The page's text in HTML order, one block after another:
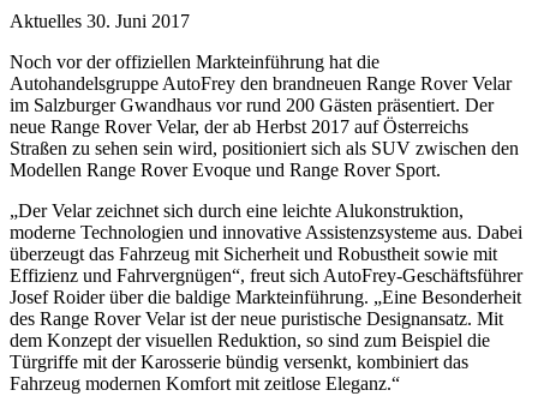
Aktuelles 30. Juni 2017
Noch vor der offiziellen Markteinführung hat die
Autohandelsgruppe AutoFrey den brandneuen Range Rover Velar
im Salzburger Gwandhaus vor rund 200 Gästen präsentiert. Der
neue Range Rover Velar, der ab Herbst 2017 auf Österreichs
Straßen zu sehen sein wird, positioniert sich als SUV zwischen den
Modellen Range Rover Evoque und Range Rover Sport.
„Der Velar zeichnet sich durch eine leichte Alukonstruktion,
moderne Technologien und innovative Assistenzsysteme aus. Dabei
überzeugt das Fahrzeug mit Sicherheit und Robustheit sowie mit
Effizienz und Fahrvergnügen“, freut sich AutoFrey-Geschäftsführer
Josef Roider über die baldige Markteinführung. „Eine Besonderheit
des Range Rover Velar ist der neue puristische Designansatz. Mit
dem Konzept der visuellen Reduktion, so sind zum Beispiel die
Türgriffe mit der Karosserie bündig versenkt, kombiniert das
Fahrzeug modernen Komfort mit zeitlose Eleganz.“